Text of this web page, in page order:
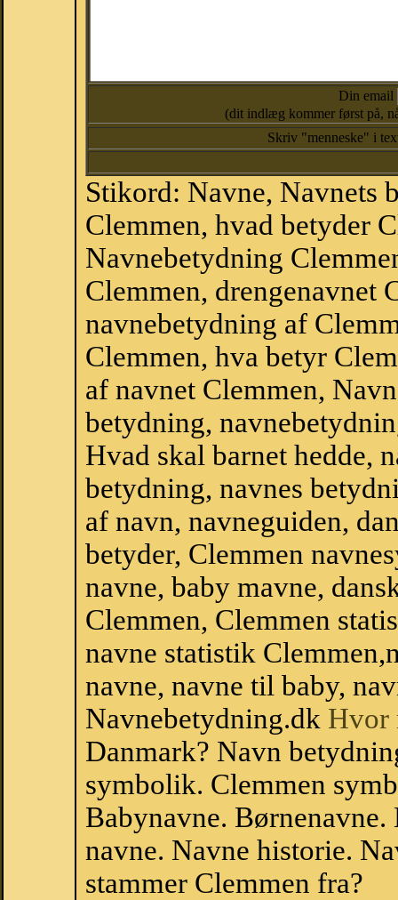
Din email
(dit indlæg kommer først på,
Skriv "menneske" i
Stikord: Navne, Navnets
Clemmen, hvad betyder
Navnebetydning
Clemmen, drengenavnet
navnebetydning af
Clemmen, hva betyr
af navnet Clemmen,
betydning,
Hvad skal barnet hedde,
betydning, navnes
af navn, navneguiden,
betyder, Clemmen
navne, baby mavne,
Clemmen, Clemmen
navne statistik
navne, navne til baby,
Navnebetydning.dk Hvor
Danmark? Navn
symbolik. Clemmen
Babynavne.
navne. Navne historie.
stammer Clemmen fra?